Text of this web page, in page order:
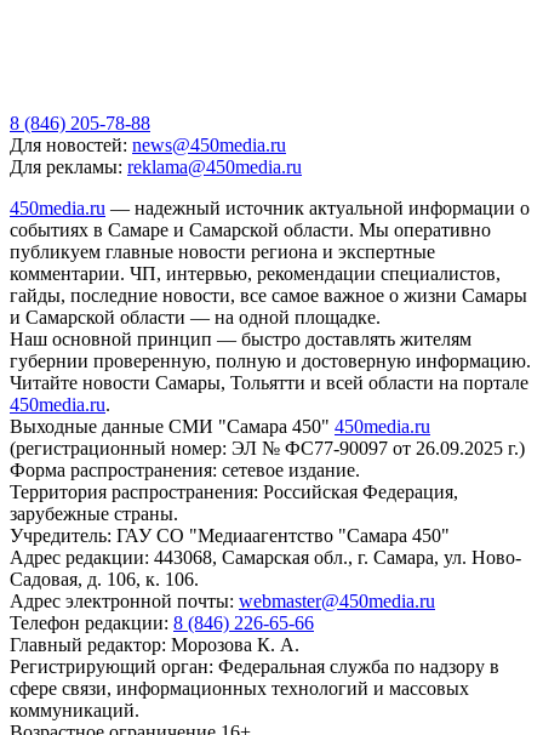
8 (846) 205-78-88
Для новостей: news@450media.ru
Для рекламы: reklama@450media.ru
450media.ru — надежный источник актуальной информации о
событиях в Самаре и Самарской области. Мы оперативно
публикуем главные новости региона и экспертные
комментарии. ЧП, интервью, рекомендации специалистов,
гайды, последние новости, все самое важное о жизни Самары
и Самарской области — на одной площадке.
Наш основной принцип — быстро доставлять жителям
губернии проверенную, полную и достоверную информацию.
Читайте новости Самары, Тольятти и всей области на портале
450media.ru.
Выходные данные СМИ "Самара 450" 450media.ru
(регистрационный номер: ЭЛ № ФС77-90097 от 26.09.2025 г.)
Форма распространения: сетевое издание.
Территория распространения: Российская Федерация,
зарубежные страны.
Учредитель: ГАУ СО "Медиаагентство "Самара 450"
Адрес редакции: 443068, Самарская обл., г. Самара, ул. Ново-
Садовая, д. 106, к. 106.
Адрес электронной почты: webmaster@450media.ru
Телефон редакции: 8 (846) 226-65-66
Главный редактор: Морозова К. А.
Регистрирующий орган: Федеральная служба по надзору в
сфере связи, информационных технологий и массовых
коммуникаций.